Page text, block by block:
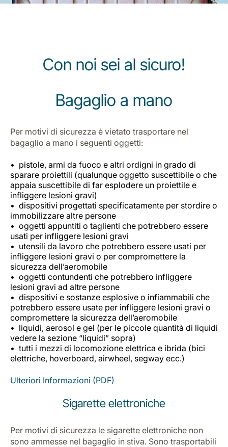
Opportunità di lavoro con Luxair
Con noi sei al sicuro!
Bagaglio a mano
Per motivi di sicurezza è vietato trasportare nel
bagaglio a mano i seguenti oggetti:
pistole, armi da fuoco e altri ordigni in grado di
sparare proiettili (qualunque oggetto suscettibile o che
appaia suscettibile di far esplodere un proiettile e
infliggere lesioni gravi)
dispositivi progettati specificatamente per stordire o
immobilizzare altre persone
oggetti appuntiti o taglienti che potrebbero essere
usati per infliggere lesioni gravi
utensili da lavoro che potrebbero essere usati per
infliggere lesioni gravi o per compromettere la
sicurezza dell’aeromobile
oggetti contundenti che potrebbero infliggere
lesioni gravi ad altre persone
dispositivi e sostanze esplosive o infiammabili che
potrebbero essere usate per infliggere lesioni gravi o
compromettere la sicurezza dell’aeromobile
liquidi, aerosol e gel (per le piccole quantità di liquidi
vedere la sezione “liquidi” sopra)
tutti i mezzi di locomozione elettrica e ibrida (bici
elettriche, hoverboard, airwheel, segway ecc.)
Ulteriori Informazioni (PDF)
Sigarette elettroniche
Per motivi di sicurezza le sigarette elettroniche non
sono ammesse nel bagaglio in stiva. Sono trasportabili